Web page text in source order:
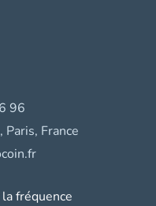
96
France
fréquence